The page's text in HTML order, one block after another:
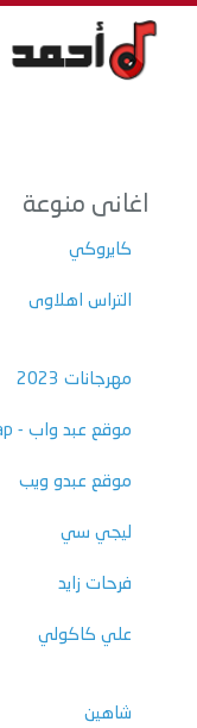
اغانى منوعة
كايروكي
التراس اهلاوى
مهرجانات 2023
موقع عبد واب - abdwap
موقع عبدو ويب
ليجي سي
فرحات زايد
علي كاكولي
شاهين